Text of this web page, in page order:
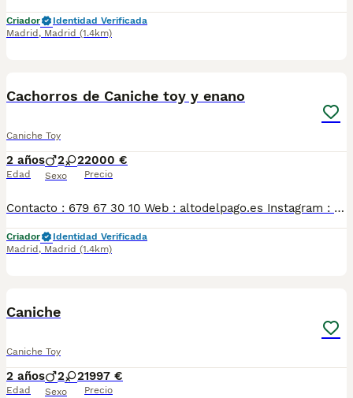
Criador
Identidad Verificada
Madrid , Madrid (1.4km)
Cachorros de Caniche toy y enano
Caniche Toy
2 años
Edad
2 2
Sexo
2000 €
Precio
Contacto : 679 67 30 10 Web : altodelpago.es Instagram : @altodelpago Criados en ambiente familiar, en plena naturaleza. Se entregan con toda su documentación y cartilla. Posibilidad de visitarnos cualquier dia del año. Pedimos seriedad y responsabilidad.
Criador
Identidad Verificada
Madrid , Madrid (1.4km)
Caniche
Caniche Toy
2 años
Edad
2 2
Sexo
1997 €
Precio